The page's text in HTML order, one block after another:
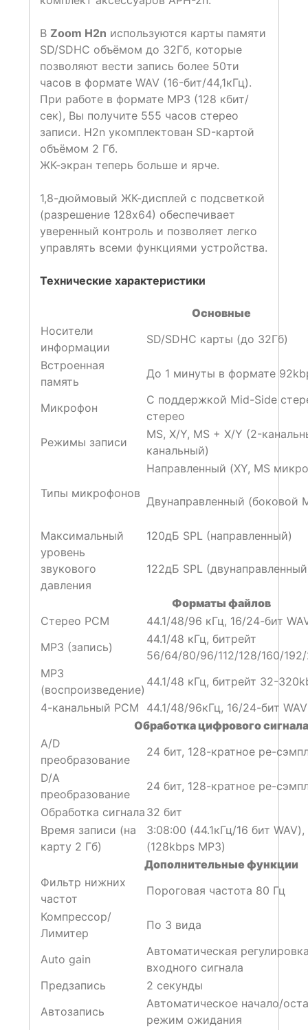
В Zoom H2n используются карты памяти
SD/SDHC объёмом до 32Гб, которые
позволяют вести запись более 50ти
часов в формате WAV (16-бит/44,1кГц).
При работе в формате MP3 (128 кбит/
сек), Вы получите 555 часов стерео
записи. Н2n укомплектован SD-картой
объёмом 2 Гб.
ЖК-экран теперь больше и ярче.
1,8-дюймовый ЖК-дисплей с подсветкой
(разрешение 128х64) обеспечивает
уверенный контроль и позволяет легко
управлять всеми функциями устройства.
Технические характеристики
Основные
Носители
информации
SD/SDHC карты (до 32Гб)
Встроенная
память
До 1 минуты в формате
Микрофон
С поддержкой Mid-Side
стерео
Режимы записи
MS, X/Y, MS + X/Y (2-
канальный)
Типы микрофонов
Направленный (XY, MS
Двунаправленный (боковой
Максимальный
уровень
звукового
давления
120дБ SPL (направленный)
122дБ SPL
Форматы файлов
Стерео PCM
44.1/48/96 кГц, 16/24-бит
MP3 (запись)
44.1/48 кГц, битрейт
56/64/80/96/112/128/160/
MP3
(воспроизведение)
44.1/48 кГц, битрейт 32-
4-канальный PCM
44.1/48/96кГц, 16/24-бит
Обработка цифрового сигнала
А/D
преобразование
24 бит, 128-кратное ре-
D/А
преобразование
24 бит, 128-кратное ре-
Обработка сигнала 32 бит
Время записи (на
карту 2 Гб)
3:08:00 (44.1кГц/16 бит
(128kbps MP3)
Дополнительные функции
Фильтр нижних
частот
Пороговая частота 80 Гц
Компрессор/
Лимитер
По 3 вида
Auto gain
Автоматическая
входного сигнала
Предзапись
2 секунды
Автозапись
Автоматическое начало/
режим ожидания